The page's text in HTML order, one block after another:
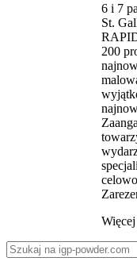
6 i 7
St.
200
Więcej